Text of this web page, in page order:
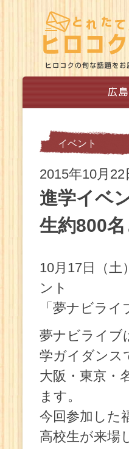
イベント
2015年10月22
進学イベ
生約800名
10月17日（
ント
「夢ナビラ
夢ナビライブ
学ガイダンス
大阪・東京・
ます。
今回参加した
高校生が来場